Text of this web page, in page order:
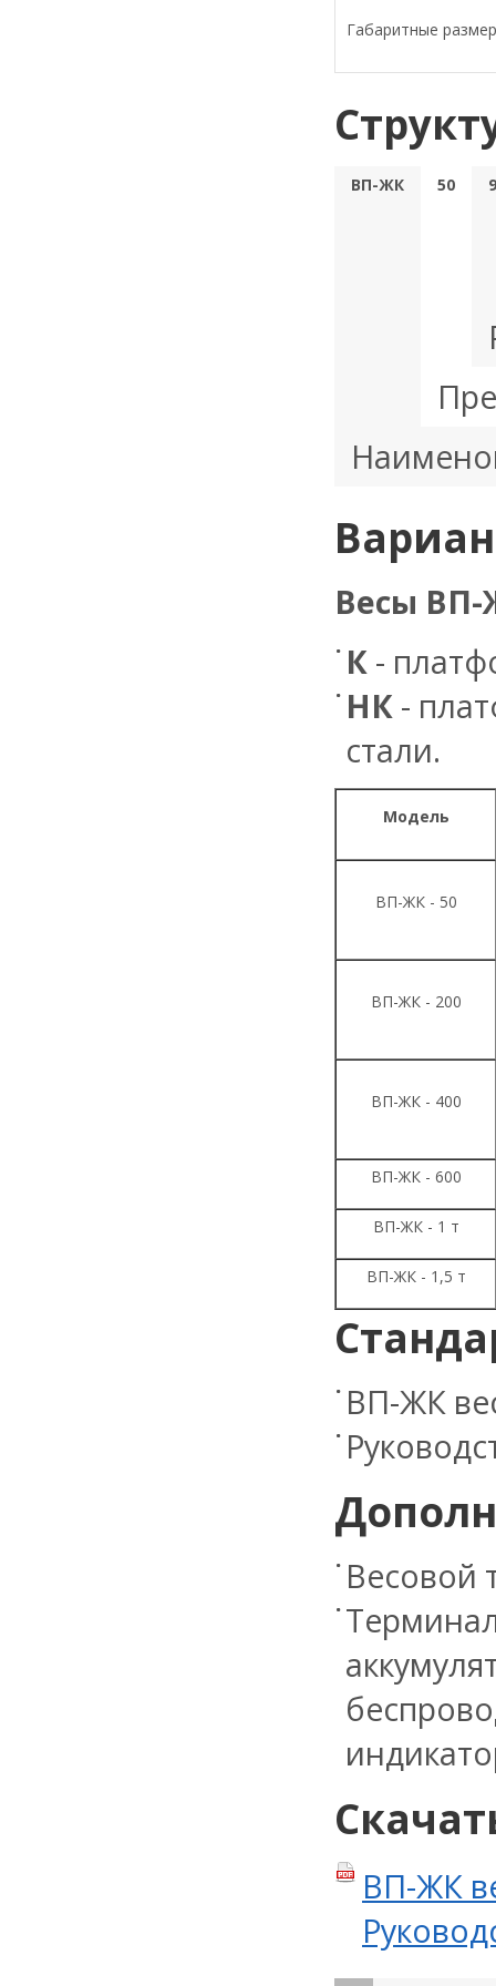
Габаритные
ВП-ЖК 50
Весы
К -
НК -
стали.
Модель
ВП-ЖК - 50
ВП-ЖК - 200
ВП-ЖК - 400
ВП-ЖК - 600
ВП-ЖК - 1 т
ВП-ЖК - 1,5 т
ВП-ЖК
Весовой
ВП-ЖК